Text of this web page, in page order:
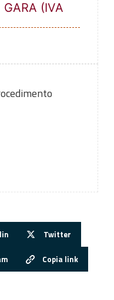
GARA (IVA
Twitter
Copia link